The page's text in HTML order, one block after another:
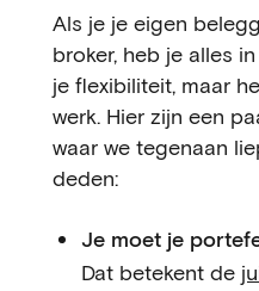
Als je je eigen
broker, heb je alles
je flexibiliteit, maar
werk. Hier zijn een
waar we tegenaan
deden:
Je moet je
Dat betekent de